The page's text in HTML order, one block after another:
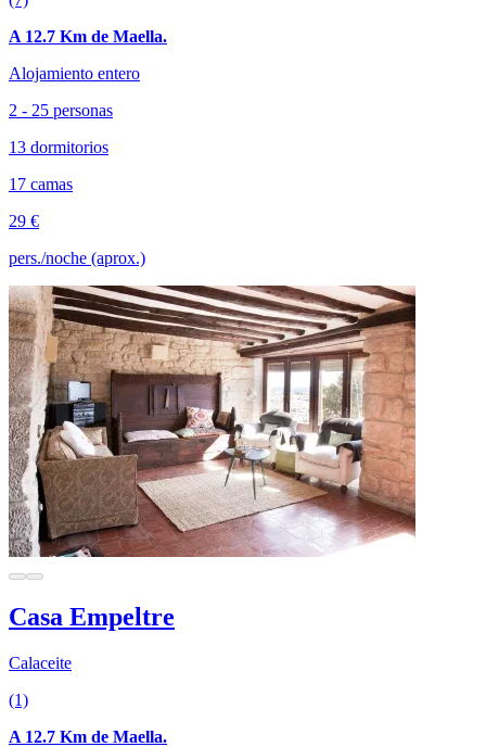
A 12.7 Km de Maella.
Alojamiento entero
2 - 25 personas
13 dormitorios
17 camas
29 €
pers./noche (aprox.)
Casa Empeltre
Calaceite
(1)
A 12.7 Km de Maella.